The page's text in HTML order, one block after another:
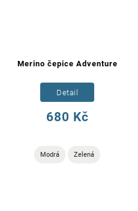
Merino čepice Adventure
680 Kč
Detail
Modrá Zelená